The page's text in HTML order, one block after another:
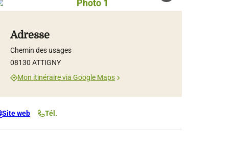
Photo 1, © Droits gérés – Pascal Dumont
Adresse
Chemin des usages
08130 ATTIGNY
Mon itinéraire via Google Maps
Site web Tél.